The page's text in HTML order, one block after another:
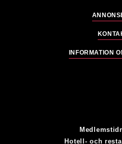
INFORMATION
Hotell- och